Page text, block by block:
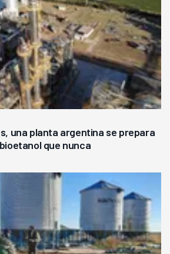
una planta argentina se prepara
que nunca